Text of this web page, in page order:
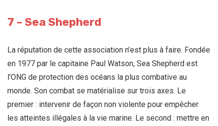
7 – Sea Shepherd
La réputation de cette association n’est plus à faire. Fondée
en 1977 par le capitaine Paul Watson, Sea Shepherd est
l’ONG de protection des océans la plus combative au
monde. Son combat se matérialise sur trois axes. Le
premier : intervenir de façon non violente pour empêcher
les atteintes illégales à la vie marine. Le second : mettre en